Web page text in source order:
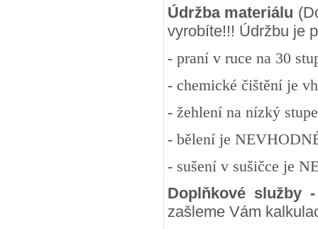
Údržba materiálu
vyrobíte!!! Údržbu je
- praní v ruce na 30
- chemické čištění je
- žehlení na nízký
- bělení je
- sušení v sušičce je
Doplňkové služby
zašleme Vám